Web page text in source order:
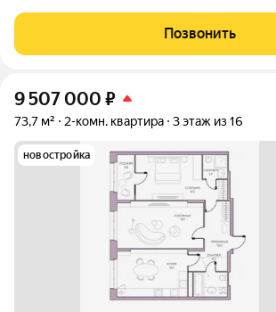
пространств. Все пять домов жилого
сданы в эксплуатацию. При
Позвонить
9 507 000 ₽
73,7 м² 2-комн. квартира 3 этаж из 16
новостройка